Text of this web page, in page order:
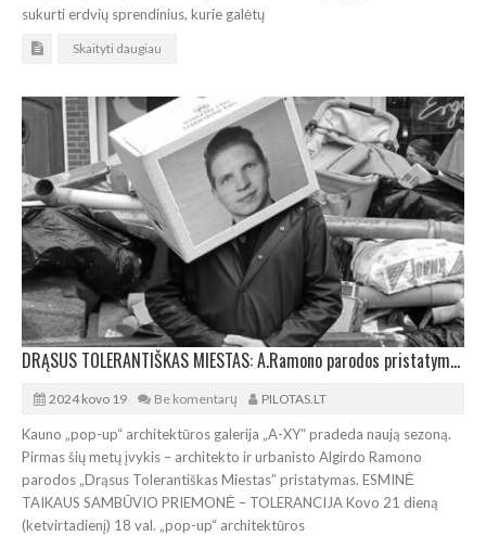
sukurti erdvių sprendinius, kurie galėtų
Skaityti daugiau
DRĄSUS TOLERANTIŠKAS MIESTAS: A.Ramono parodos pristatymas architektūros galerijoje
2024 kovo 19 Be komentarų PILOTAS.LT
Kauno „pop-up“ architektūros galerija „A-XY“ pradeda naują sezoną.
Pirmas šių metų įvykis – architekto ir urbanisto Algirdo Ramono
parodos „Drąsus Tolerantiškas Miestas” pristatymas. ESMINĖ
TAIKAUS SAMBŪVIO PRIEMONĖ – TOLERANCIJA Kovo 21 dieną
(ketvirtadienį) 18 val. „pop-up“ architektūros